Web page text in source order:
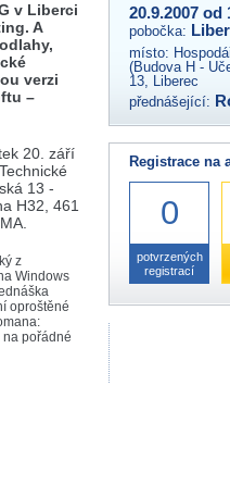
v Liberci
A
verzi
–
20. září
13 -
H32, 461
z
Windows
oproštěné
na pořádné
20.9.2007 od
pobočka:
místo:
(Budova H -
13, Liberec
přednášející:
Registrace na
0
potvrzených
registrací